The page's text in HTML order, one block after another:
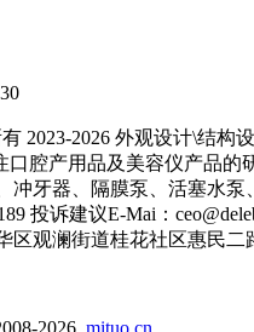
2023-2026 外观设计\结
口腔产用品及美容仪产品的
冲牙器、隔膜泵、活塞水
投诉建议E-Mai：
区观澜街道桂花社区惠民
2026 mituo.cn